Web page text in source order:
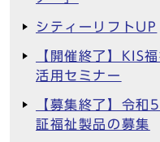
シティーリフトUP
【開催終了】KIS
活用セミナー
【募集終了】令和
証福祉製品の募集